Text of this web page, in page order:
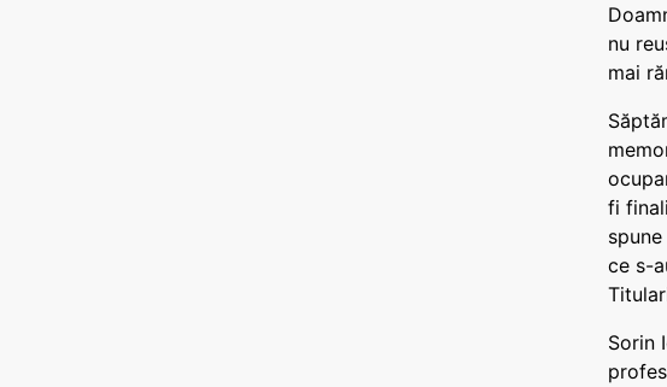
nu
mai
fi
ce s-
Sorin